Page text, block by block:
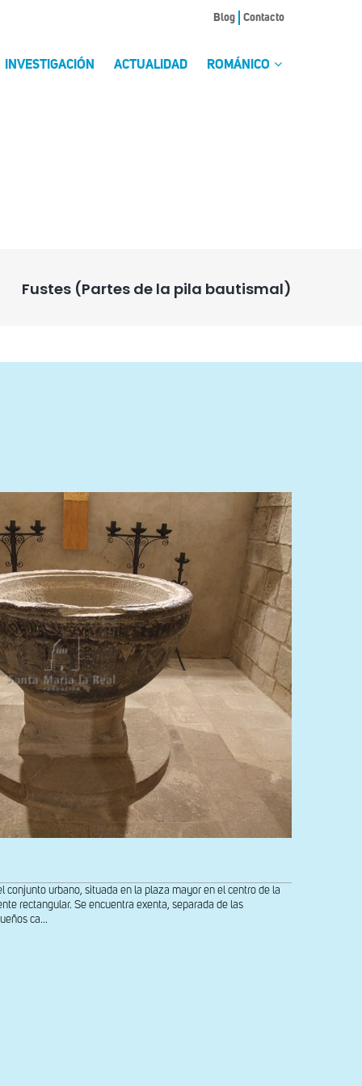
Blog Contacto
INVESTIGACIÓN ACTUALIDAD ROMÁNICO
Fustes (Partes de la pila bautismal)
conjunto urbano, situada en la plaza mayor en el centro de la
rectangular. Se encuentra exenta, separada de las
ca...